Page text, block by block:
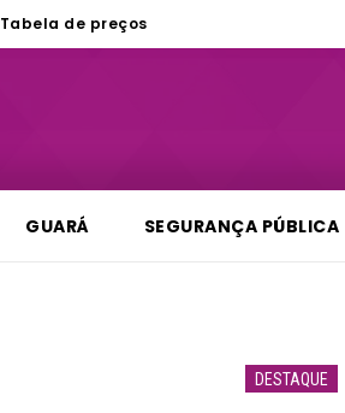
Tabela de preços
GUARÁ SEGURANÇA PÚBLICA
DESTAQUE